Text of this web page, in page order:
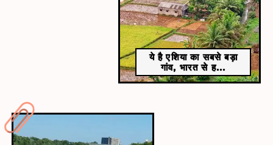
ये है एशिया का सबसे बड़ा
गांव, भारत से ह...